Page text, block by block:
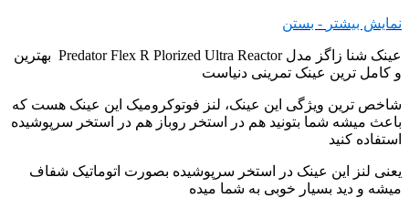
نمایش بیشتر - بستن
عینک شنا زاگز مدل Predator Flex R Plorized Ultra Reactor بهترین
و کامل ترین عینک تمرینی دنیاست
شاخص ترین ویژگی این عینک، لنز فوتوکرومیک این عینک هست که
باعث میشه شما بتونید هم در استخر روباز هم در استخر سرپوشیده
استفاده کنید
یعنی لنز این عینک در استخر سرپوشیده بصورت اتوماتیک شفاف
میشه و دید بسیار خوبی به شما میده